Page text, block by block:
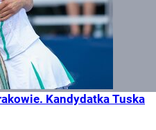
Kandydatka Tuska